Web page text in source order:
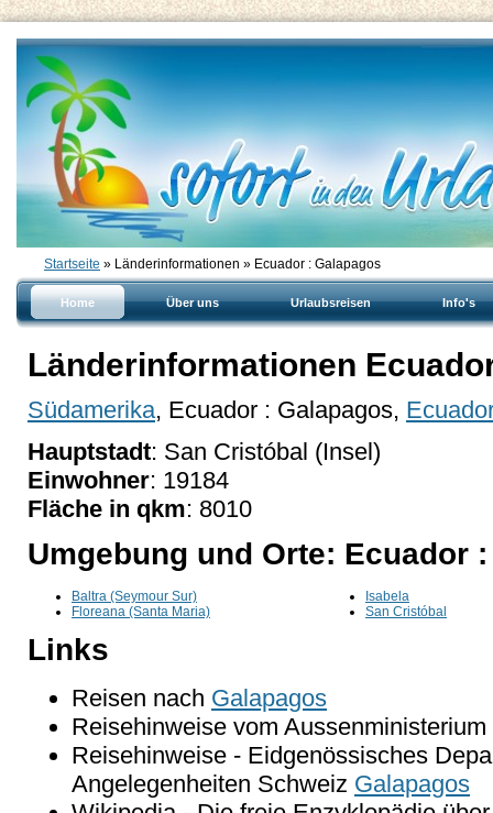
Startseite » Länderinformationen » Ecuador : Galapagos
Home Über uns Urlaubsreisen Info's
Länderinformationen
Südamerika, Ecuador : Galapagos,
Hauptstadt: San Cristóbal (Insel)
Einwohner: 19184
Fläche in qkm: 8010
Umgebung und Orte: Ecuador
Baltra (Seymour Sur)
Floreana (Santa Maria)
Isabela
San Cristóbal
Links
Reisen nach Galapagos
Reisehinweise vom
Reisehinweise - Eidgenössisches
Angelegenheiten Schweiz Galapagos